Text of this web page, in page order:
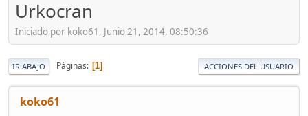
Urkocran
Iniciado por koko61, Junio 21, 2014, 08:50:36
IR ABAJO Páginas 1 ACCIONES DEL USUARIO
koko61